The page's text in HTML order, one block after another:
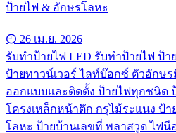
ป้ายไฟ & อักษรโลหะ
26 เม.ย. 2026
รับทําป้ายไฟ LED รับทำป้ายไฟ ป้า
ป้ายทาวน์เวอร์ ไลท์บ๊อกซ์ ตัวอักษร
ออกแบบและติดตั้ง ป้ายไฟทุกชนิด
โครงเหล็กหน้าตึก กรุไม้ระแนง ป้
โลหะ ป้ายบ้านเลขที่ พลาสวูด ไฟ